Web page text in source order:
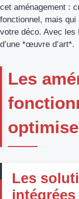
cet aménagement :
fonctionnel, mais qui
votre déco. Avec les
d’une *œuvre d’art*.
Les
Les
intégrées